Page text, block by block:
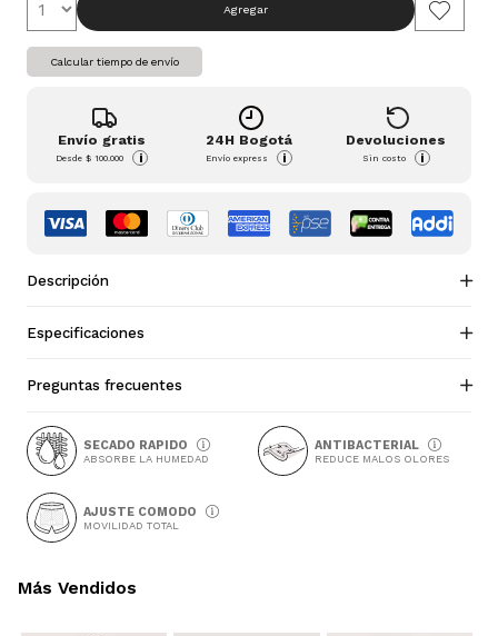
Agregar
Calcular tiempo de envío
Envío gratis
Desde$ 100.000 i
24H Bogotá
Envío express i
Devoluciones
Sin costo i
Descripción
Especificaciones
Preguntas frecuentes
SECADO RAPIDO
ABSORBE LA HUMEDAD
ANTIBACTERIAL
REDUCE MALOS OLORES
AJUSTE COMODO
MOVILIDAD TOTAL
Más Vendidos